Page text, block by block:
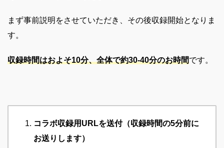
まず事前説明をさせていただき、その後収録開始となりま
す。
収録時間はおよそ10分、全体で約30-40分のお時間です。
コラボ収録用URLを送付（収録時間の5分前に
お送りします）